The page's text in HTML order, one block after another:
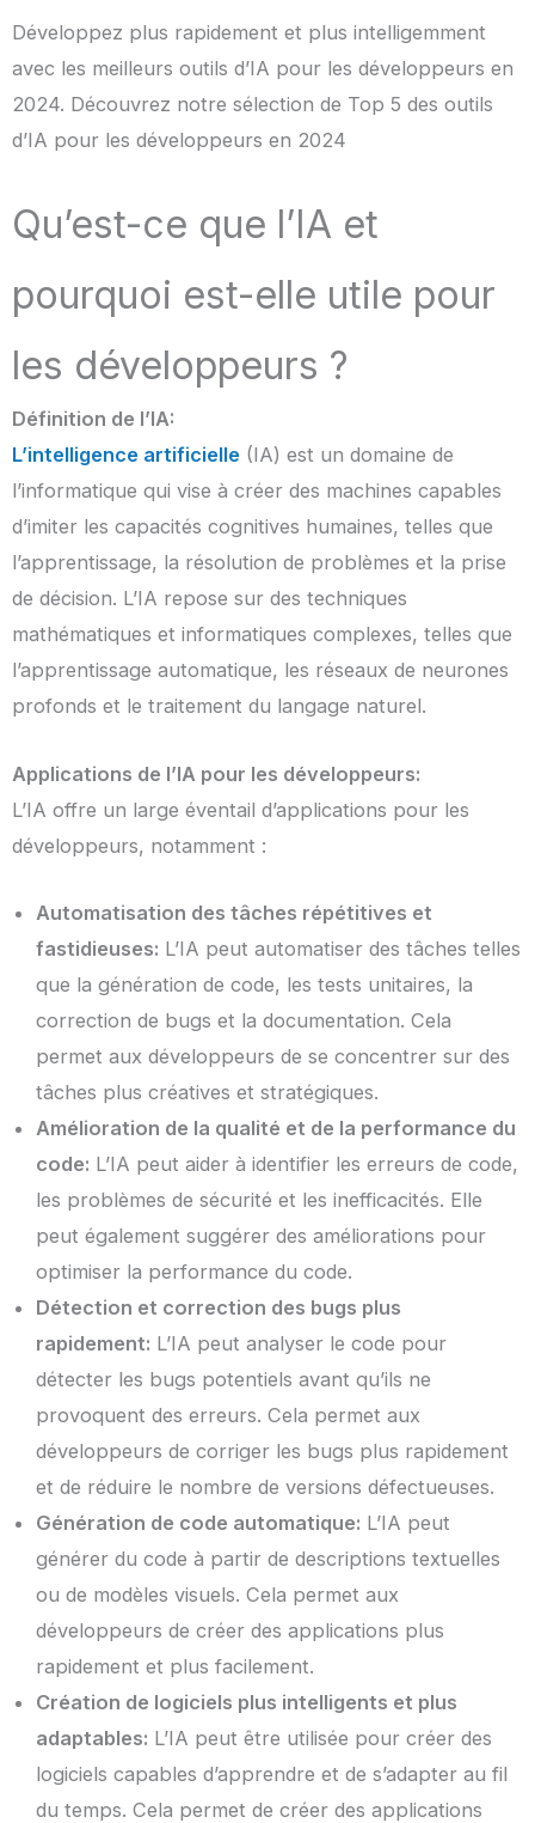
Développez plus rapidement et plus intelligemment
avec les meilleurs outils d’IA pour les développeurs en
2024. Découvrez notre sélection de Top 5 des outils
d’IA pour les développeurs en 2024
Qu’est-ce que l’IA et
pourquoi est-elle utile pour
les développeurs ?
Définition de l’IA:
L’intelligence artificielle (IA) est un domaine de
l’informatique qui vise à créer des machines capables
d’imiter les capacités cognitives humaines, telles que
l’apprentissage, la résolution de problèmes et la prise
de décision. L’IA repose sur des techniques
mathématiques et informatiques complexes, telles que
l’apprentissage automatique, les réseaux de neurones
profonds et le traitement du langage naturel.
Applications de l’IA pour les développeurs:
L’IA offre un large éventail d’applications pour les
développeurs, notamment :
Automatisation des tâches répétitives et
fastidieuses: L’IA peut automatiser des tâches telles
que la génération de code, les tests unitaires, la
correction de bugs et la documentation. Cela
permet aux développeurs de se concentrer sur des
tâches plus créatives et stratégiques.
Amélioration de la qualité et de la performance du
code: L’IA peut aider à identifier les erreurs de code,
les problèmes de sécurité et les inefficacités. Elle
peut également suggérer des améliorations pour
optimiser la performance du code.
Détection et correction des bugs plus
rapidement: L’IA peut analyser le code pour
détecter les bugs potentiels avant qu’ils ne
provoquent des erreurs. Cela permet aux
développeurs de corriger les bugs plus rapidement
et de réduire le nombre de versions défectueuses.
Génération de code automatique: L’IA peut
générer du code à partir de descriptions textuelles
ou de modèles visuels. Cela permet aux
développeurs de créer des applications plus
rapidement et plus facilement.
Création de logiciels plus intelligents et plus
adaptables: L’IA peut être utilisée pour créer des
logiciels capables d’apprendre et de s’adapter au fil
du temps. Cela permet de créer des applications